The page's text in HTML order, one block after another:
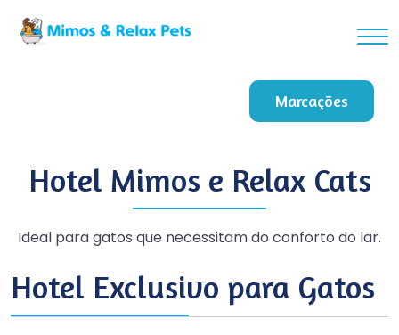
Marcações
Hotel Mimos e Relax Cats
Ideal para gatos que necessitam do conforto do lar.
Hotel Exclusivo para Gatos